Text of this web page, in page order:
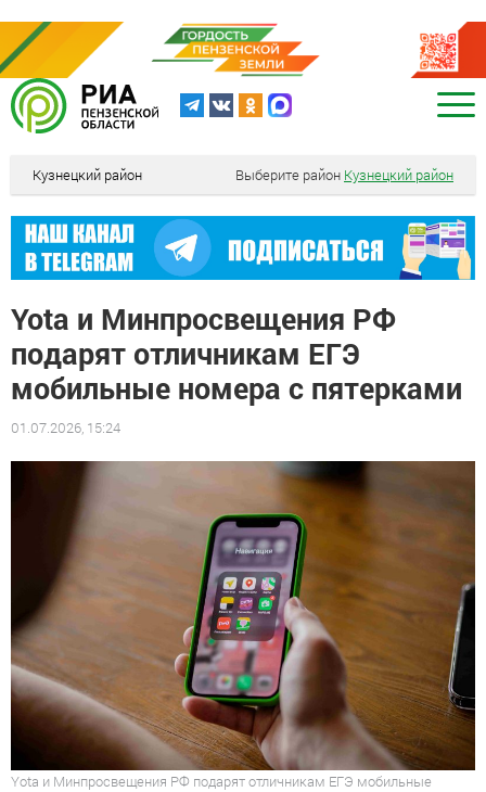
Кузнецкий район Выберите район Кузнецкий район
Yota и Минпросвещения РФ
подарят отличникам ЕГЭ
мобильные номера с пятерками
01.07.2026, 15:24
Yota и Минпросвещения РФ подарят отличникам ЕГЭ мобильные